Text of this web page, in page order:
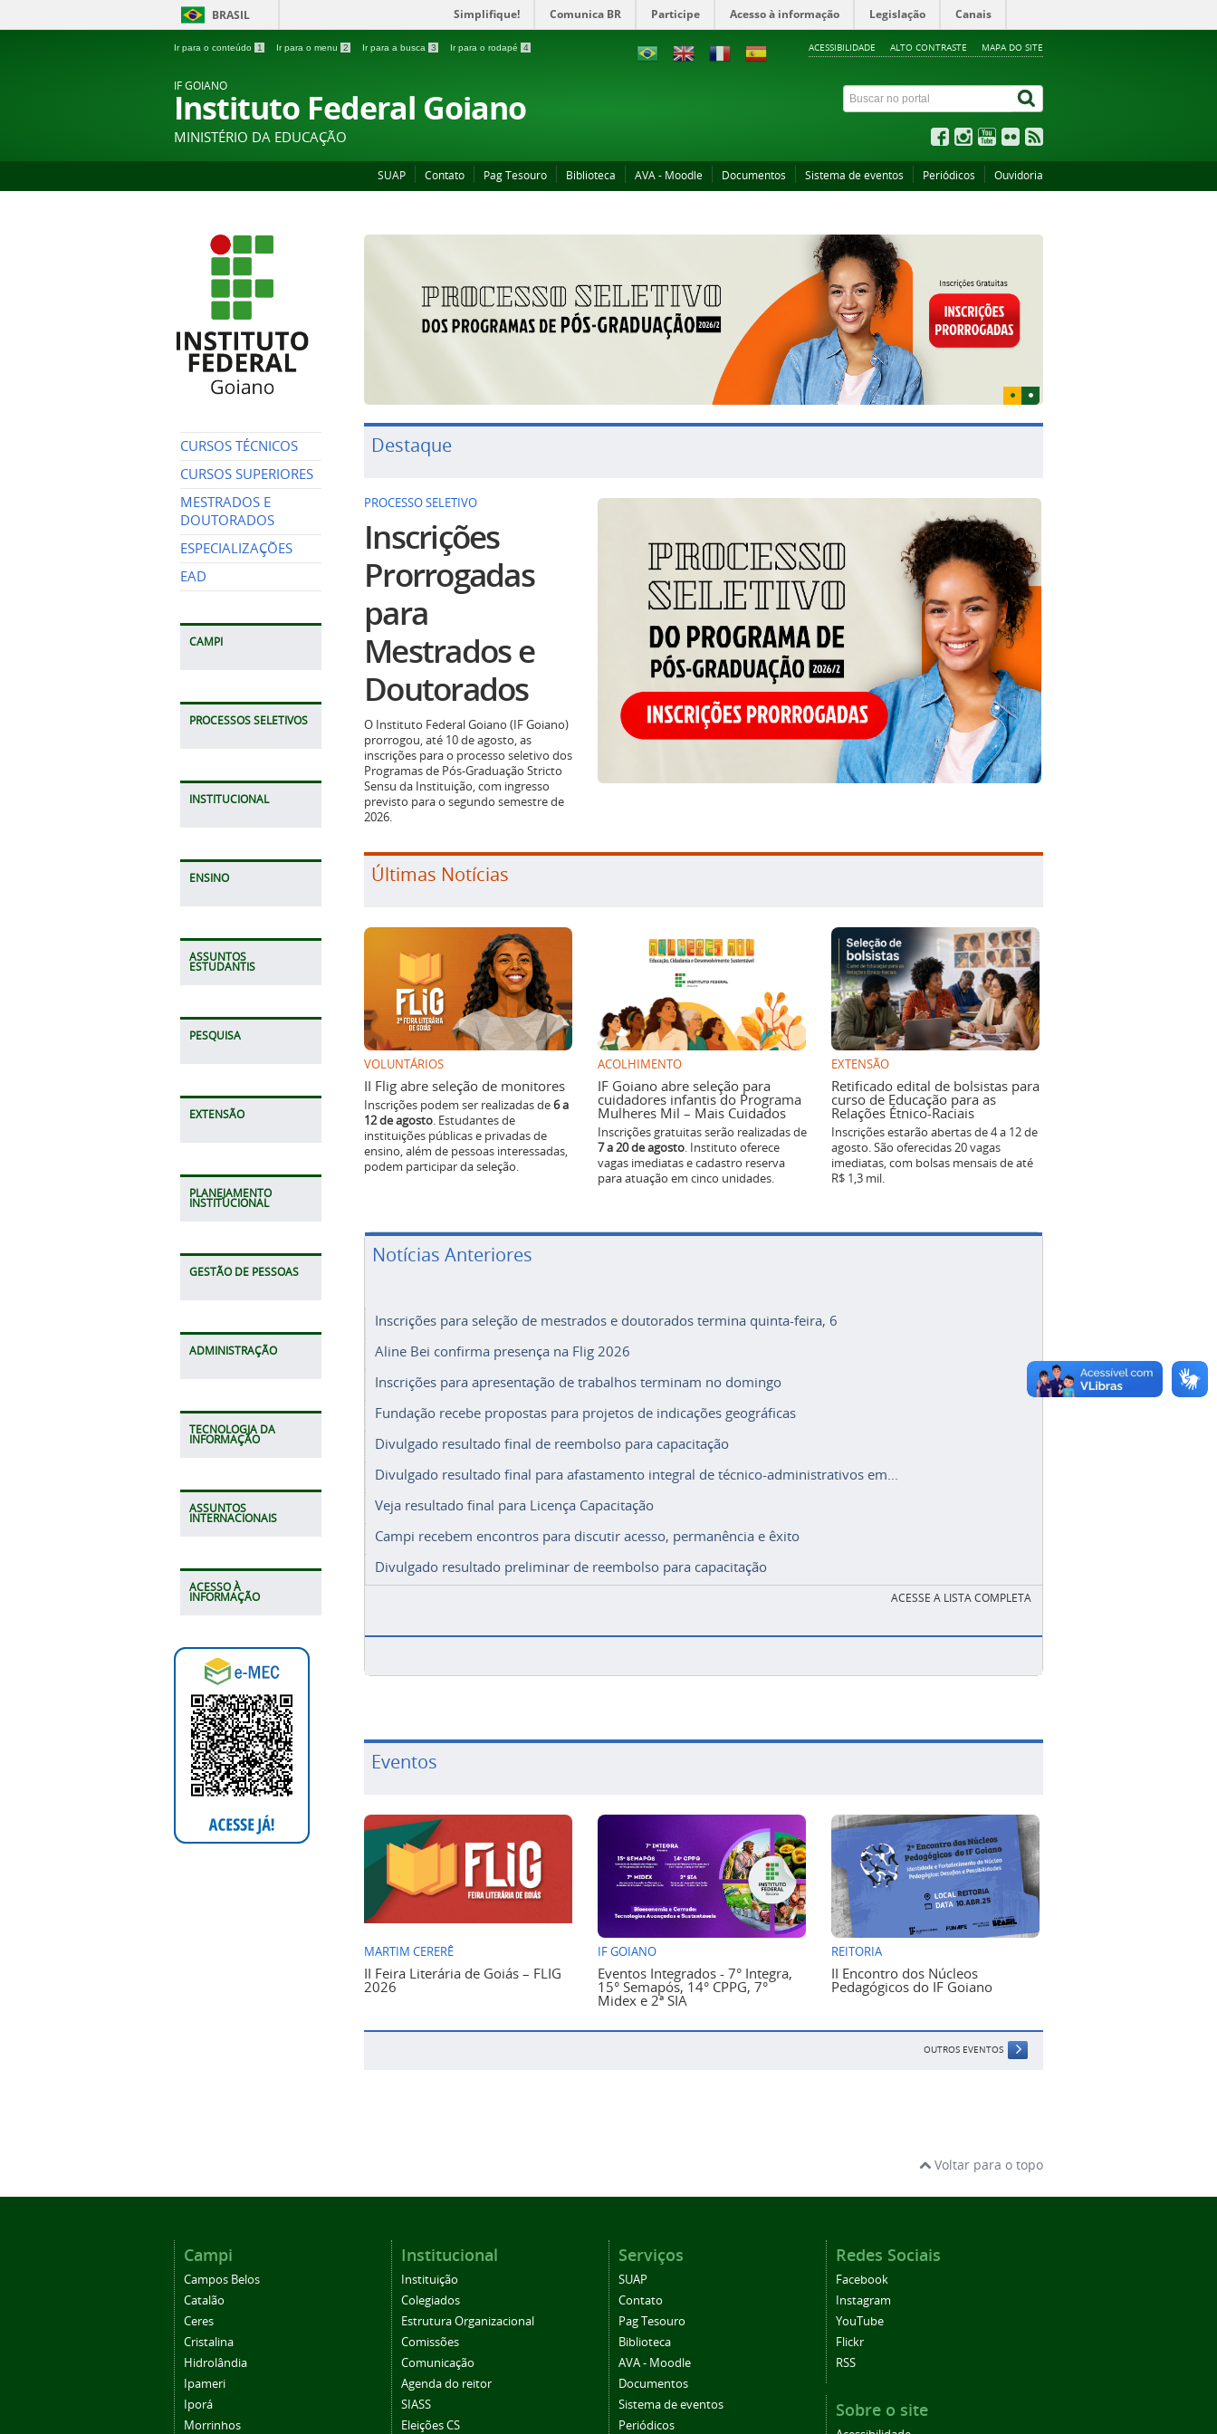
BRASIL Simplifique! Comunica BR Participe Acesso à informação Legislação Canais
Ir para o conteúdo 1 Ir para o menu 2 Ir para a busca 3 Ir para o rodapé 4 ACESSIBILIDADE ALTO CONTRASTE MAPA DO SITE
IF GOIANO
Instituto Federal Goiano
MINISTÉRIO DA EDUCAÇÃO
SUAP Contato Pag Tesouro Biblioteca AVA - Moodle Documentos Sistema de eventos Periódicos Ouvidoria
CURSOS TÉCNICOS
CURSOS SUPERIORES
MESTRADOS E
DOUTORADOS
ESPECIALIZAÇÕES
EAD
CAMPI
PROCESSOS SELETIVOS
INSTITUCIONAL
ENSINO
ASSUNTOS
ESTUDANTIS
PESQUISA
EXTENSÃO
PLANEJAMENTO
INSTITUCIONAL
GESTÃO DE PESSOAS
ADMINISTRAÇÃO
TECNOLOGIA DA
INFORMAÇÃO
ASSUNTOS
INTERNACIONAIS
ACESSO À
INFORMAÇÃO
Destaque
PROCESSO SELETIVO
Inscrições
Prorrogadas
para
Mestrados e
Doutorados
O Instituto Federal Goiano (IF Goiano)
prorrogou, até 10 de agosto, as
inscrições para o processo seletivo dos
Programas de Pós-Graduação Stricto
Sensu da Instituição, com ingresso
previsto para o segundo semestre de
2026.
Últimas Notícias
VOLUNTÁRIOS
II Flig abre seleção de monitores
Inscrições podem ser realizadas de6 a
12 de agosto. Estudantes de
instituições públicas e privadas de
ensino, além de pessoas interessadas,
podem participar da seleção.
ACOLHIMENTO
IF Goiano abre seleção para
cuidadores infantis do Programa
Mulheres Mil – Mais Cuidados
Inscrições gratuitas serão realizadas de
7 a 20 de agosto. Instituto oferece
vagas imediatas e cadastro reserva
para atuação em cinco unidades.
EXTENSÃO
Retificado edital de bolsistas para
curso de Educação para as
Relações Étnico-Raciais
Inscrições estarão abertas de 4 a 12 de
agosto. São oferecidas 20 vagas
imediatas, com bolsas mensais de até
R$ 1,3 mil.
Notícias Anteriores
Inscrições para seleção de mestrados e doutorados termina quinta-feira, 6
Aline Bei confirma presença na Flig 2026
Inscrições para apresentação de trabalhos terminam no domingo
Fundação recebe propostas para projetos de indicações geográficas
Divulgado resultado final de reembolso para capacitação
Divulgado resultado final para afastamento integral de técnico-administrativos em...
Veja resultado final para Licença Capacitação
Campi recebem encontros para discutir acesso, permanência e êxito
Divulgado resultado preliminar de reembolso para capacitação
ACESSE A LISTA COMPLETA
Eventos
MARTIM CERERÊ
II Feira Literária de Goiás – FLIG
2026
IF GOIANO
Eventos Integrados - 7° Integra,
15° Semapós, 14° CPPG, 7°
Midex e 2ª SIA
REITORIA
II Encontro dos Núcleos
Pedagógicos do IF Goiano
OUTROS EVENTOS
Voltar para o topo
Campi
Campos Belos
Catalão
Ceres
Cristalina
Hidrolândia
Ipameri
Iporá
Morrinhos
Institucional
Instituição
Colegiados
Estrutura Organizacional
Comissões
Comunicação
Agenda do reitor
SIASS
Eleições CS
Serviços
SUAP
Contato
Pag Tesouro
Biblioteca
AVA - Moodle
Documentos
Sistema de eventos
Periódicos
Redes Sociais
Facebook
Instagram
YouTube
Flickr
RSS
Sobre o site